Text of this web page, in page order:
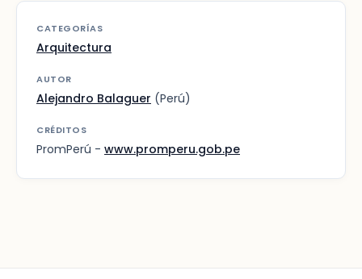
CATEGORÍAS
Arquitectura
AUTOR
Alejandro Balaguer (Perú)
CRÉDITOS
PromPerú - www.promperu.gob.pe